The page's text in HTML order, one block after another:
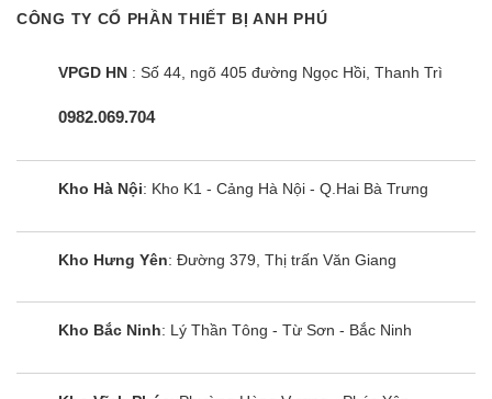
CÔNG TY CỔ PHẦN THIẾT BỊ ANH PHÚ
VPGD HN : Số 44, ngõ 405 đường Ngọc Hồi, Thanh Trì
0982.069.704
Kho Hà Nội: Kho K1 - Cảng Hà Nội - Q.Hai Bà Trưng
Kho Hưng Yên: Đường 379, Thị trấn Văn Giang
Kho Bắc Ninh: Lý Thần Tông - Từ Sơn - Bắc Ninh